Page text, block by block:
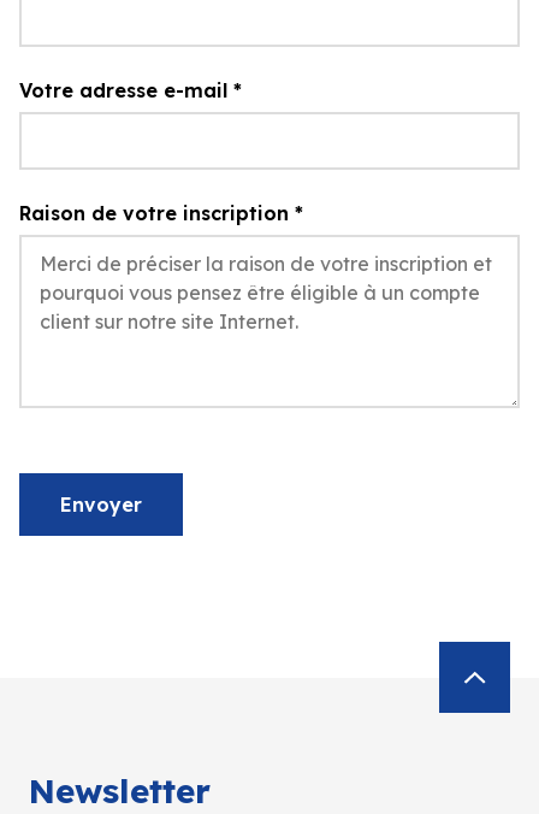
Votre adresse e-mail *
Raison de votre inscription *
Envoyer
Newsletter